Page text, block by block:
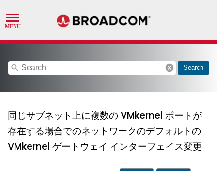
search cancel Search
同じサブネット上に複数の VMkernel ポートが
存在する場合でのネットワークのデフォルトの
VMkernel ゲートウェイ インターフェイス変更